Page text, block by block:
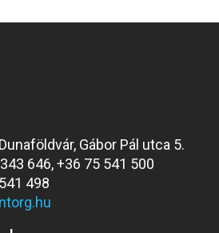
Gábor Pál utca 5.
646, +36 75 541 500
498